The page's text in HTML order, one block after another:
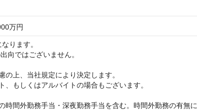
万円
ります。
向ではございません。
上、当社規定により決定します。
、もしくはアルバイトの場合もございます。
時間外勤務手当・深夜勤務手当を含む。時間外勤務の有無に